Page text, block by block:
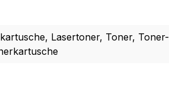
Lasertoner, Toner, Toner-